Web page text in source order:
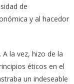
de
y al hacedor
la vez, hizo de la
éticos en el
un indeseable